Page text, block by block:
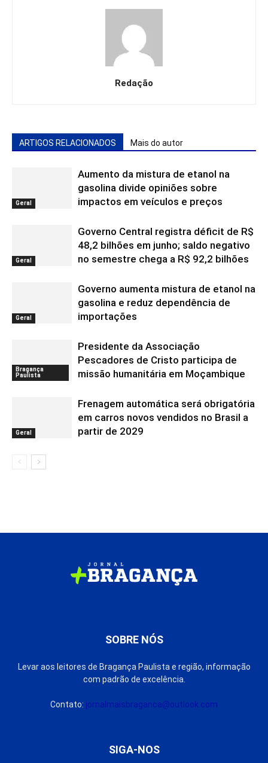
Redação
ARTIGOS RELACIONADOS Mais do autor
Geral
Aumento da mistura de etanol na
gasolina divide opiniões sobre
impactos em veículos e preços
Geral
Governo Central registra déficit de R$
48,2 bilhões em junho; saldo negativo
no semestre chega a R$ 92,2 bilhões
Geral
Governo aumenta mistura de etanol na
gasolina e reduz dependência de
importações
Bragança
Paulista
Presidente da Associação
Pescadores de Cristo participa de
missão humanitária em Moçambique
Geral
Frenagem automática será obrigatória
em carros novos vendidos no Brasil a
partir de 2029
SOBRE NÓS
Levar aos leitores de Bragança Paulista e região, informação
com padrão de excelência.
Contato: jornalmaisbraganca@outlook.com
SIGA-NOS